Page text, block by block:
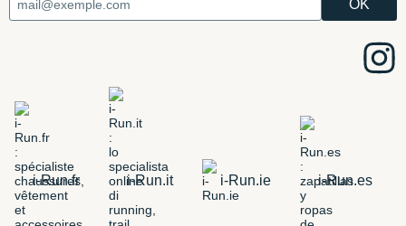
i-Run.fr i-Run.it i-Run.ie i-Run.es